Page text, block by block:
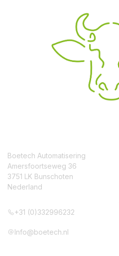
Boetech Automatisering
Amersfoortseweg 36
3751 LK Bunschoten
Nederland
+31 (0)332996232
Info@boetech.nl